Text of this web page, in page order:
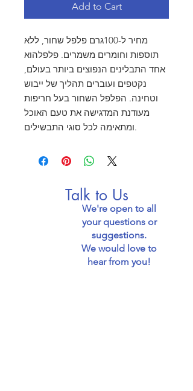
Add to Cart
מחיר ל-100גרם פלפל שחור, ללא
תוספות וחומרים משמרים. פלפלהוא
אחד התבלינים הנפוצים ביותר בעולם,
נקטפים ועוברים תהליך של ייבוש
וטחינה. הפלפל השחור בעל חריפות
מעודנת המדגישה את טעם האוכל
ומתאימה לכל סוגי התבשילים.
We're open to all
your questions or
suggestions.
We would love to
hear from you!
Talk to Us